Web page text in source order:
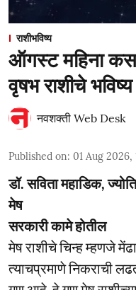
राशीभविष्य
ऑगस्ट महिना
वृषभ राशीचे भविष्य
नवशक्ती Web Desk
Published on: 01 Aug 2026,
डॉ. सविता महाडिक,
मेष
सरकारी कामे होतील
मेष राशीचे चिन्ह म्हणजे
त्याचप्रमाणे निकराची